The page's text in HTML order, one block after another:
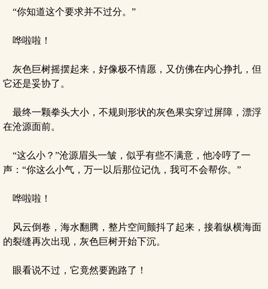
“你知道这个要求并不过分。”
哗啦啦！
灰色巨树摇摆起来，好像极不情愿，又仿佛在内心挣扎，但
它还是妥协了。
最终一颗拳头大小，不规则形状的灰色果实穿过屏障，漂浮
在沧源面前。
“这么小？”沧源眉头一皱，似乎有些不满意，他冷哼了一
声：“你这么小气，万一以后那位记仇，我可不会帮你。”
哗啦啦！
风云倒卷，海水翻腾，整片空间颤抖了起来，接着纵横海面
的裂缝再次出现，灰色巨树开始下沉。
眼看说不过，它竟然要跑路了！